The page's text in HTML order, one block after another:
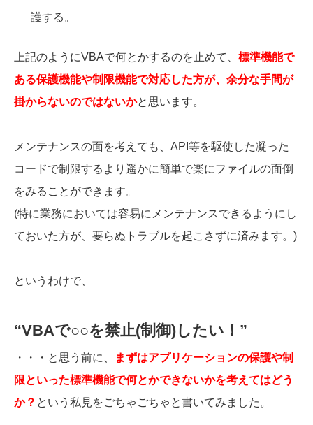
護する。
上記のようにVBAで何とかするのを止めて、 標準機能で
ある保護機能や制限機能で対応した方が、余分な手間が
掛からないのではないかと思います。
メンテナンスの面を考えても、API等を駆使した凝った
コードで制限するより遥かに簡単で楽にファイルの面倒
をみることができます。
(特に業務においては容易にメンテナンスできるようにし
ておいた方が、要らぬトラブルを起こさずに済みます。)
というわけで、
“VBAで○○を禁止(制御)したい！”
・・・と思う前に、
まずはアプリケーションの保護や制
限といった標準機能で何とかできないかを考えてはどう
か？ という私見をごちゃごちゃと書いてみました。